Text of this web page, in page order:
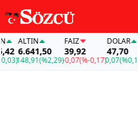
ALTIN
6.641,50
(%2,29)
39,92
-0,07(%-0,17)
DOLAR
47,70
0,07(%0,15)